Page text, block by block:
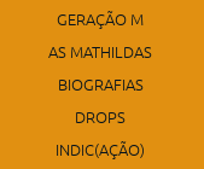
GERAÇÃO M
AS MATHILDAS
BIOGRAFIAS
DROPS
INDIC(AÇÃO)